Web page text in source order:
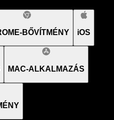
BŐVÍTMÉNY iOS
MAC-ALKALMAZÁS